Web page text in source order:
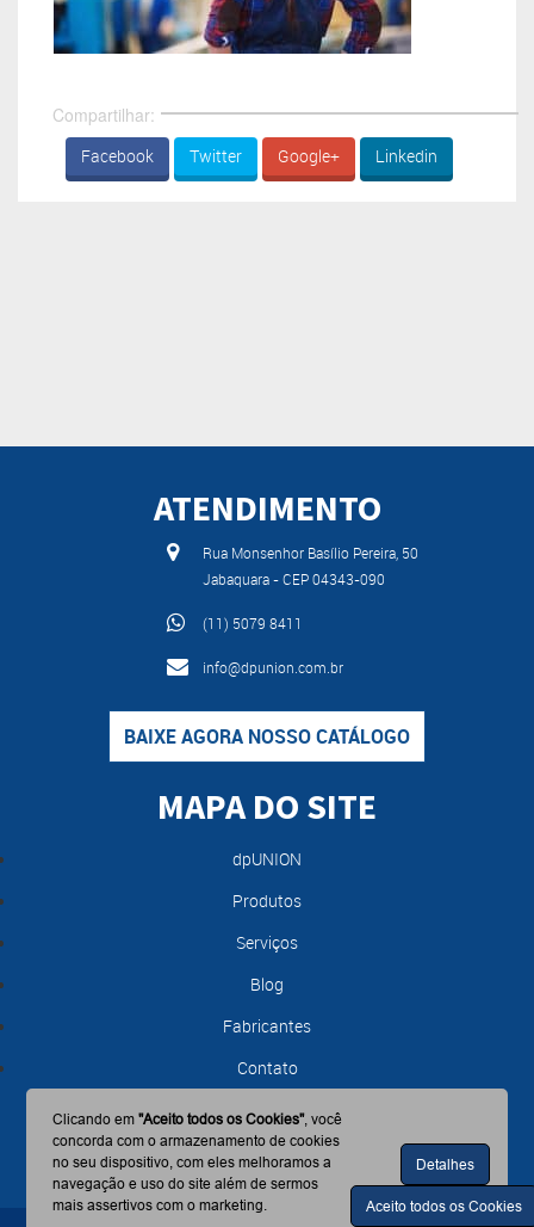
Compartilhar:
Facebook Twitter Google+ Linkedin
ATENDIMENTO
Rua Monsenhor Basílio Pereira, 50
Jabaquara - CEP 04343-090
(11) 5079 8411
info@dpunion.com.br
BAIXE AGORA NOSSO CATÁLOGO
MAPA DO SITE
dpUNION
Produtos
Serviços
Blog
Fabricantes
Contato
Clicando em"Aceito todos os Cookies", você
concorda com o armazenamento de cookies
no seu dispositivo, com eles melhoramos a
navegação e uso do site além de sermos
mais assertivos com o marketing.
Detalhes
Aceito todos os Cookies